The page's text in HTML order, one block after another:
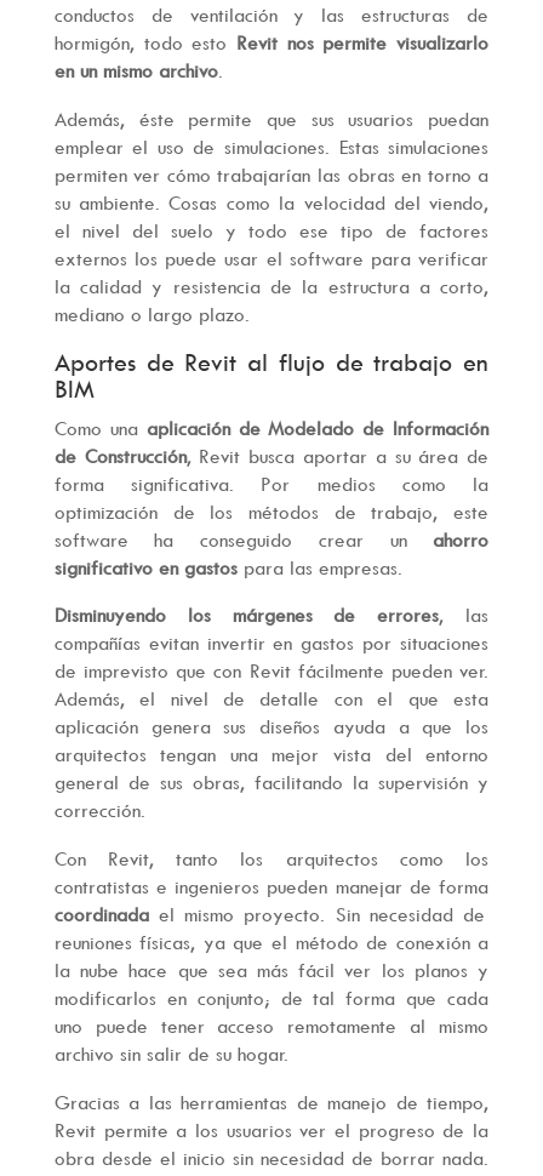
conductos de ventilación y las estructuras de
hormigón, todo esto Revit nos permite visualizarlo
en un mismo archivo.
Además, éste permite que sus usuarios puedan
emplear el uso de simulaciones. Estas simulaciones
permiten ver cómo trabajarían las obras en torno a
su ambiente. Cosas como la velocidad del viendo,
el nivel del suelo y todo ese tipo de factores
externos los puede usar el software para verificar
la calidad y resistencia de la estructura a corto,
mediano o largo plazo.
Aportes de Revit al flujo de trabajo en
BIM
Como unaaplicación de Modelado de Información
de Construcción, Revit busca aportar a su área de
forma significativa. Por medios como la
optimización de los métodos de trabajo, este
software ha conseguido crear unahorro
significativo en gastos para las empresas.
Disminuyendo los márgenes de errores, las
compañías evitan invertir en gastos por situaciones
de imprevisto que con Revit fácilmente pueden ver.
Además, el nivel de detalle con el que esta
aplicación genera sus diseños ayuda a que los
arquitectos tengan una mejor vista del entorno
general de sus obras, facilitando la supervisión y
corrección.
Con Revit, tanto los arquitectos como los
contratistas e ingenieros pueden manejar de forma
coordinadael mismo proyecto. Sin necesidad de
reuniones físicas, ya que el método de conexión a
la nube hace que sea más fácil ver los planos y
modificarlos en conjunto; de tal forma que cada
uno puede tener acceso remotamente al mismo
archivo sin salir de su hogar.
Gracias a las herramientas de manejo de tiempo,
Revit permite a los usuarios ver el progreso de la
obra desde el inicio sin necesidad de borrar nada.